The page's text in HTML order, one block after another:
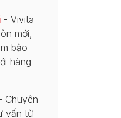
- Vivita
mới,
bảo
hàng
Chuyên
vấn từ